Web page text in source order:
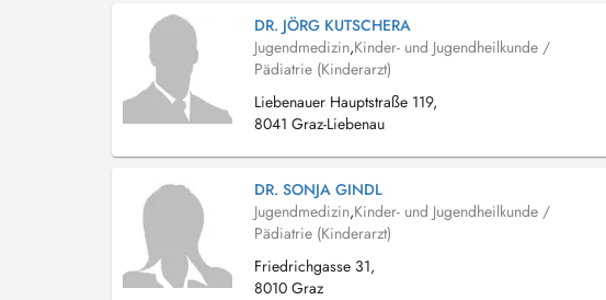
DR. JÖRG KUTSCHERA
Jugendmedizin,Kinder- und Jugendheilkunde /
Pädiatrie (Kinderarzt)
Liebenauer Hauptstraße 119,
8041 Graz-Liebenau
DR. SONJA GINDL
Jugendmedizin,Kinder- und Jugendheilkunde /
Pädiatrie (Kinderarzt)
Friedrichgasse 31,
8010 Graz